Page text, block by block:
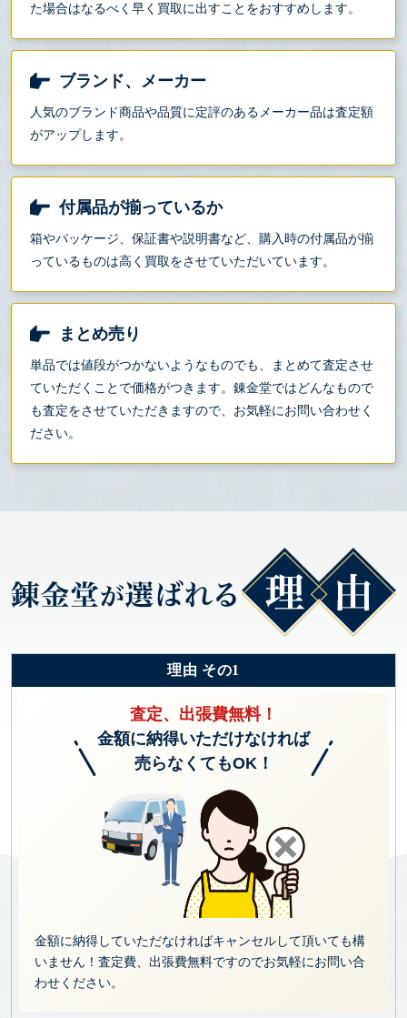
た場合はなるべく早く買取に出すことをおすすめします。
ブランド、メーカー
人気のブランド商品や品質に定評のあるメーカー品は査定額
がアップします。
付属品が揃っているか
箱やパッケージ、保証書や説明書など、購入時の付属品が揃
っているものは高く買取をさせていただいています。
まとめ売り
単品では値段がつかないようなものでも、まとめて査定させ
ていただくことで価格がつきます。錬金堂ではどんなもので
も査定をさせていただきますので、お気軽にお問い合わせく
ださい。
理由 その1
査定、出張費無料！
金額に納得いただけなければ
売らなくてもOK！
金額に納得していただなければキャンセルして頂いても構
いません！査定費、出張費無料ですのでお気軽にお問い合
わせください。